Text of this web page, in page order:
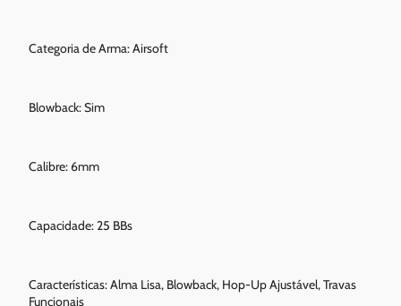
Categoria de Arma: Airsoft
Blowback: Sim
Calibre: 6mm
Capacidade: 25 BBs
Características: Alma Lisa, Blowback, Hop-Up Ajustável, Travas
Funcionais